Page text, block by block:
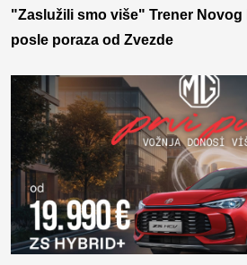
"Zaslužili smo više" Trener Novog
posle poraza od Zvezde